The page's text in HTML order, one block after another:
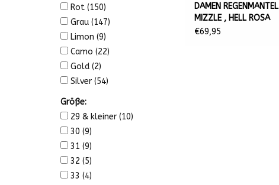
Rot (150)
Grau (147)
Limon (9)
Camo (22)
Gold (2)
Silver (54)
Größe:
29 & kleiner (10)
30 (9)
31 (9)
32 (5)
33 (4)
DAMEN REGENMANTEL
MIZZLE , HELL ROSA
€69,95